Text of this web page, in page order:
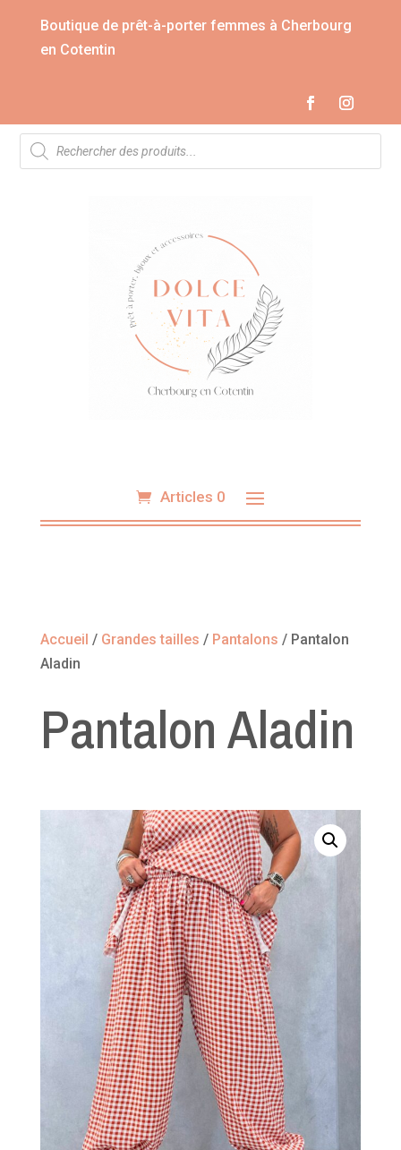
Boutique de prêt-à-porter femmes à Cherbourg
en Cotentin
Recherche
de
produits
Articles 0
Accueil / Grandes tailles / Pantalons / Pantalon
Aladin
Pantalon Aladin